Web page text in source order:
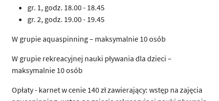
gr. 1, godz. 18.00 - 18.45
gr. 2, godz. 19.00 - 19.45
W grupie aquaspinning – maksymalnie 10 osób
W grupie rekreacyjnej nauki pływania dla dzieci –
maksymalnie 10 osób
Opłaty - karnet w cenie 140 zł zawierający: wstęp na zajęcia